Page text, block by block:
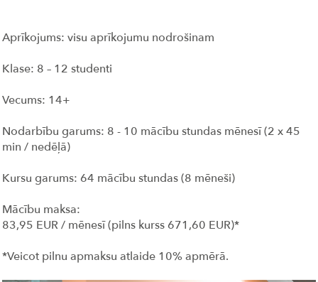
Aprīkojums: visu aprīkojumu nodrošinam
Klase: 8 – 12 studenti
Vecums: 14+
Nodarbību garums: 8 - 10 mācību stundas mēnesī (2 x 45
min / nedēļā)
Kursu garums: 64 mācību stundas (8 mēneši)
Mācību maksa:
83,95 EUR / mēnesī (pilns kurss 671,60 EUR)*
*Veicot pilnu apmaksu atlaide 10% apmērā.